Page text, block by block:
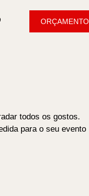
ORÇAMENTO
todos os gostos.
para o seu evento